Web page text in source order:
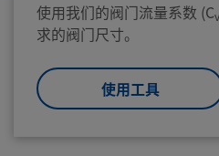
使用我们的阀门流量系数 (Cv
求的阀门尺寸。
使用工具